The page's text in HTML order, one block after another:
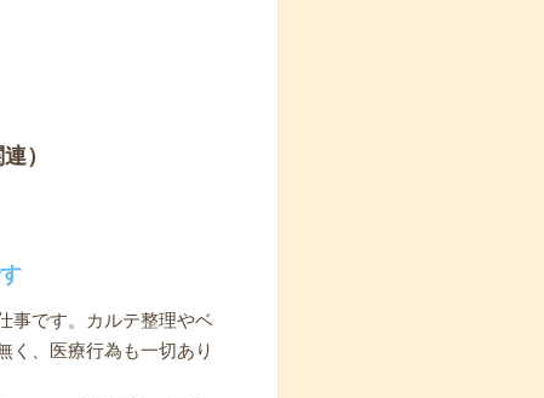
）
事です。カルテ整理やベ
く、医療行為も一切あり